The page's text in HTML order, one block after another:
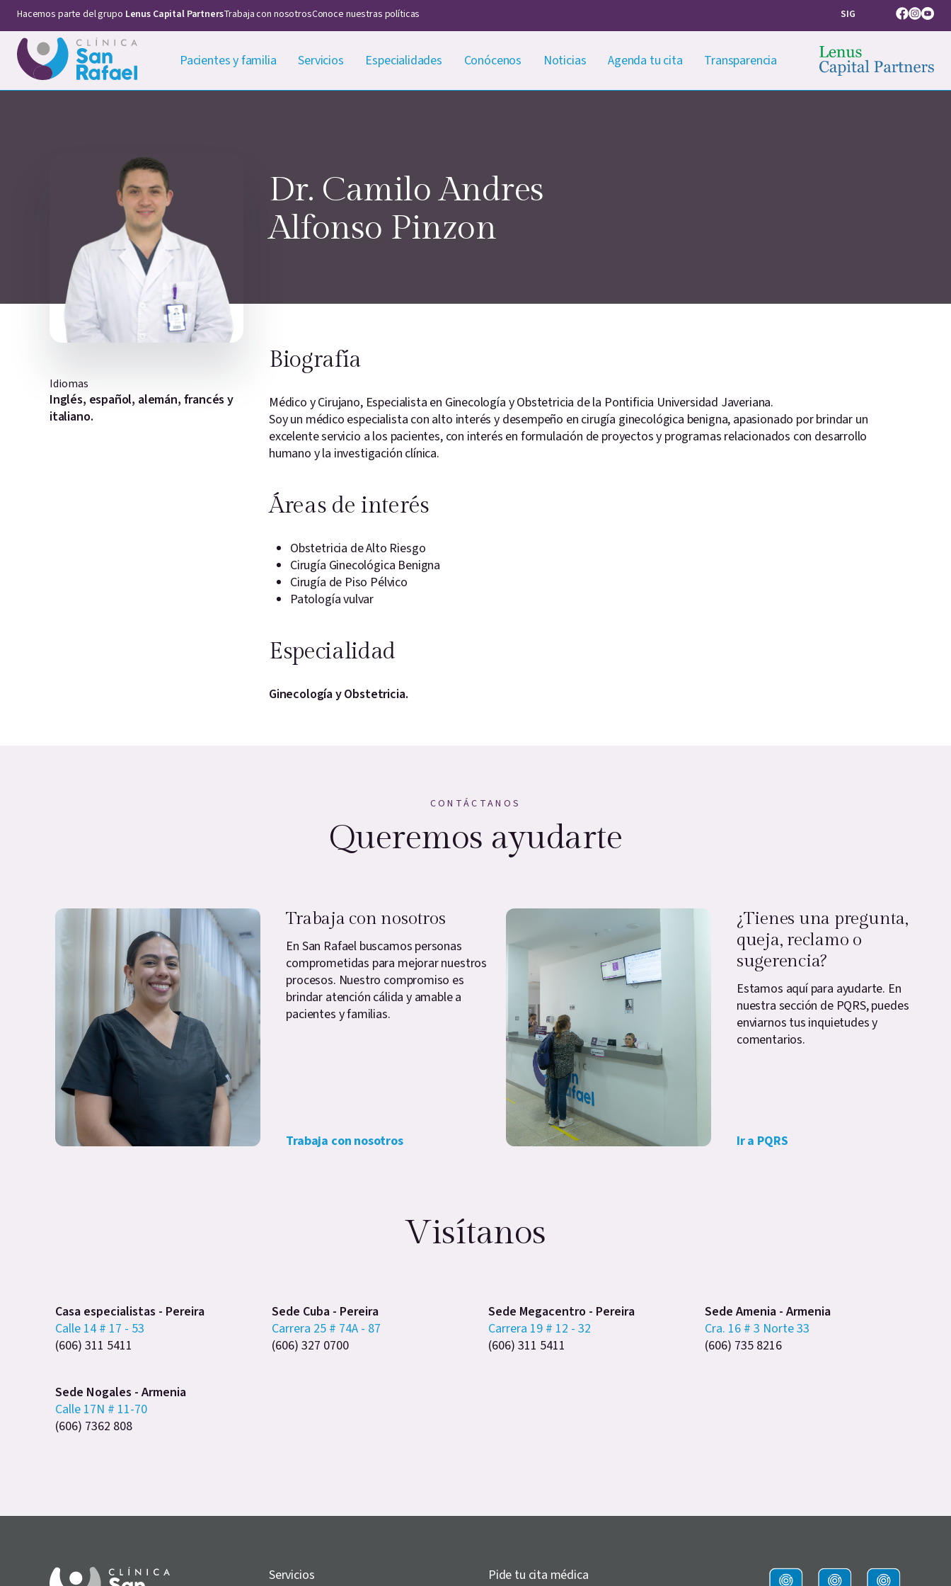
Hacemos parte del grupo Lenus Capital PartnersTrabaja con nosotrosConoce nuestras políticas SIG Facebook
Instagram
Pacientes y familia Servicios Especialidades Conócenos Noticias Agenda tu cita Transparencia
Dr. Camilo Andres
Alfonso Pinzon
Idiomas
Inglés, español, alemán, francés y
italiano.
Biografía
Médico y Cirujano, Especialista en Ginecología y Obstetricia de la Pontificia Universidad Javeriana.
Soy un médico especialista con alto interés y desempeño en cirugía ginecológica benigna, apasionado por brindar un
excelente servicio a los pacientes, con interés en formulación de proyectos y programas relacionados con desarrollo
humano y la investigación clínica.
Áreas de interés
Obstetricia de Alto Riesgo
Cirugía Ginecológica Benigna
Cirugía de Piso Pélvico
Patología vulvar
Especialidad
Ginecología y Obstetricia.
CONTÁCTANOS
Queremos ayudarte
Trabaja con nosotros
En San Rafael buscamos personas
comprometidas para mejorar nuestros
procesos. Nuestro compromiso es
brindar atención cálida y amable a
pacientes y familias.
Trabaja con nosotros
¿Tienes una pregunta,
queja, reclamo o
sugerencia?
Estamos aquí para ayudarte. En
nuestra sección de PQRS, puedes
enviarnos tus inquietudes y
comentarios.
Ir a PQRS
Visítanos
Casa especialistas - Pereira
Calle 14 # 17 - 53
(606) 311 5411
Sede Cuba - Pereira
Carrera 25 # 74A - 87
(606) 327 0700
Sede Megacentro - Pereira
Carrera 19 # 12 - 32
(606) 311 5411
Sede Amenia - Armenia
Cra. 16 # 3 Norte 33
(606) 735 8216
Sede Nogales - Armenia
Calle 17N # 11-70
(606) 7362 808
Servicios Pide tu cita médica